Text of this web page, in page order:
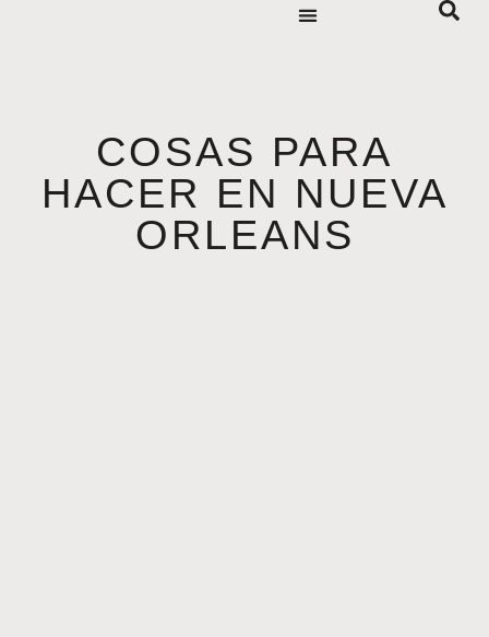
COSAS PARA
HACER EN NUEVA
ORLEANS